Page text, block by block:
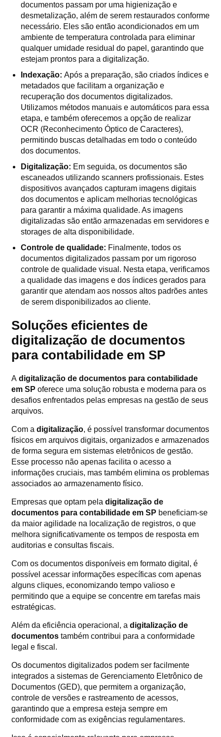
documentos passam por uma higienização e
desmetalização, além de serem restaurados conforme
necessário. Eles são então acondicionados em um
ambiente de temperatura controlada para eliminar
qualquer umidade residual do papel, garantindo que
estejam prontos para a digitalização.
Indexação: Após a preparação, são criados índices e
metadados que facilitam a organização e
recuperação dos documentos digitalizados.
Utilizamos métodos manuais e automáticos para essa
etapa, e também oferecemos a opção de realizar
OCR (Reconhecimento Óptico de Caracteres),
permitindo buscas detalhadas em todo o conteúdo
dos documentos.
Digitalização: Em seguida, os documentos são
escaneados utilizando scanners profissionais. Estes
dispositivos avançados capturam imagens digitais
dos documentos e aplicam melhorias tecnológicas
para garantir a máxima qualidade. As imagens
digitalizadas são então armazenadas em servidores e
storages de alta disponibilidade.
Controle de qualidade: Finalmente, todos os
documentos digitalizados passam por um rigoroso
controle de qualidade visual. Nesta etapa, verificamos
a qualidade das imagens e dos índices gerados para
garantir que atendam aos nossos altos padrões antes
de serem disponibilizados ao cliente.
Soluções eficientes de
digitalização de documentos
para contabilidade em SP
A digitalização de documentos para contabilidade
em SP oferece uma solução robusta e moderna para os
desafios enfrentados pelas empresas na gestão de seus
arquivos.
Com a digitalização, é possível transformar documentos
físicos em arquivos digitais, organizados e armazenados
de forma segura em sistemas eletrônicos de gestão.
Esse processo não apenas facilita o acesso a
informações cruciais, mas também elimina os problemas
associados ao armazenamento físico.
Empresas que optam pela digitalização de
documentos para contabilidade em SP beneficiam-se
da maior agilidade na localização de registros, o que
melhora significativamente os tempos de resposta em
auditorias e consultas fiscais.
Com os documentos disponíveis em formato digital, é
possível acessar informações específicas com apenas
alguns cliques, economizando tempo valioso e
permitindo que a equipe se concentre em tarefas mais
estratégicas.
Além da eficiência operacional, a digitalização de
documentos também contribui para a conformidade
legal e fiscal.
Os documentos digitalizados podem ser facilmente
integrados a sistemas de Gerenciamento Eletrônico de
Documentos (GED), que permitem a organização,
controle de versões e rastreamento de acessos,
garantindo que a empresa esteja sempre em
conformidade com as exigências regulamentares.